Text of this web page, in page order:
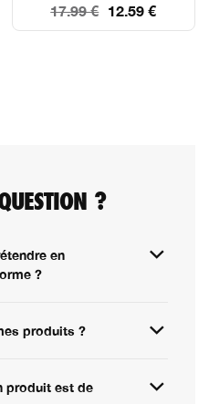
12.59 €
17.99 €
?
en
?
produits ?
produit est de